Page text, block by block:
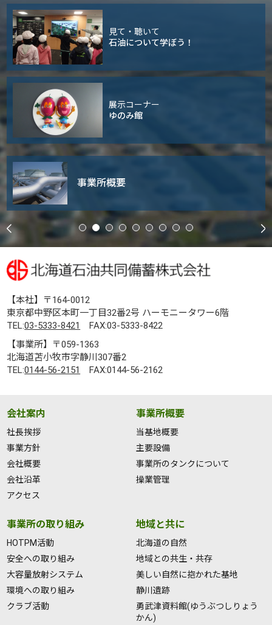
見て・聴いて
石油について学ぼう！
展示コーナー
ゆのみ館
事業所概要
【本社】〒164-0012
東京都中野区本町一丁目32番2号 ハーモニータワー6階
TEL:03-5333-8421
FAX:03-5333-8422
【事業所】〒059-1363
北海道苫小牧市字静川307番2
TEL:0144-56-2151 FAX:0144-56-2162
会社案内
社長挨拶
事業方針
会社概要
会社沿革
アクセス
事業所概要
当基地概要
主要設備
事業所のタンクについて
操業管理
事業所の取り組み
HOTPM活動
安全への取り組み
大容量放射システム
環境への取り組み
クラブ活動
地域と共に
北海道の自然
地域との共生・共存
美しい自然に抱かれた基地
静川遺跡
勇武津資料館(ゆうぶつしりょう
かん)